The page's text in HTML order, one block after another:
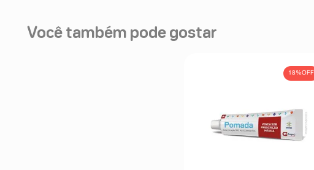
Você também pode gostar
18%OFF